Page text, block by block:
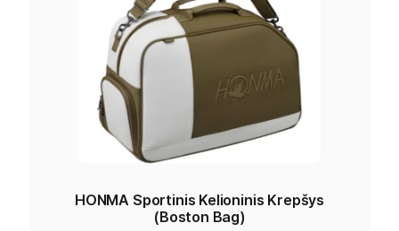
HONMA Sportinis Kelioninis Krepšys
(Boston Bag)